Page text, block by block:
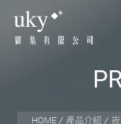
P
HOME 產品介紹